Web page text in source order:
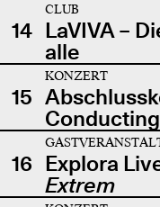
14
CLUB
LaVIVA –
alle
15
KONZERT
16 Explora
Extrem